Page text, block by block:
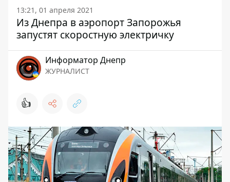
13:21, 01 апреля 2021
Из Днепра в аэропорт Запорожья
запустят скоростную электричку
Информатор Днепр
ЖУРНАЛИСТ
👍